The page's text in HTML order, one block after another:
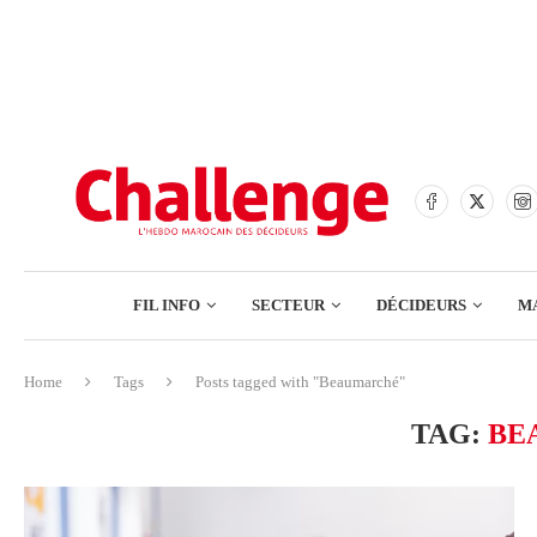
COMMERCE
FIL INFO SECTEUR
BOURSE
DÉCIDEURS
Home Tags Posts tagged with "Beaumarché"
TAG: